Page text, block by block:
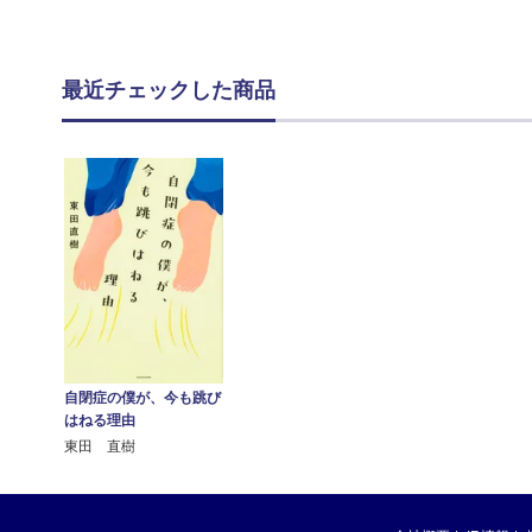
最近チェックした商品
自閉症の僕が、今も跳び
はねる理由
東田 直樹